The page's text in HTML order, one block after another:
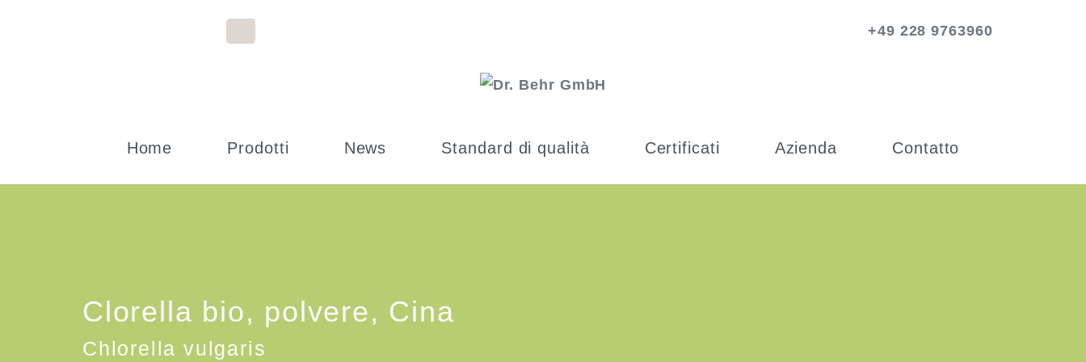
+49 228 9763960
Home Prodotti News Standard di qualità Certificati Azienda Contatto
Clorella bio, polvere, Cina
Chlorella vulgaris